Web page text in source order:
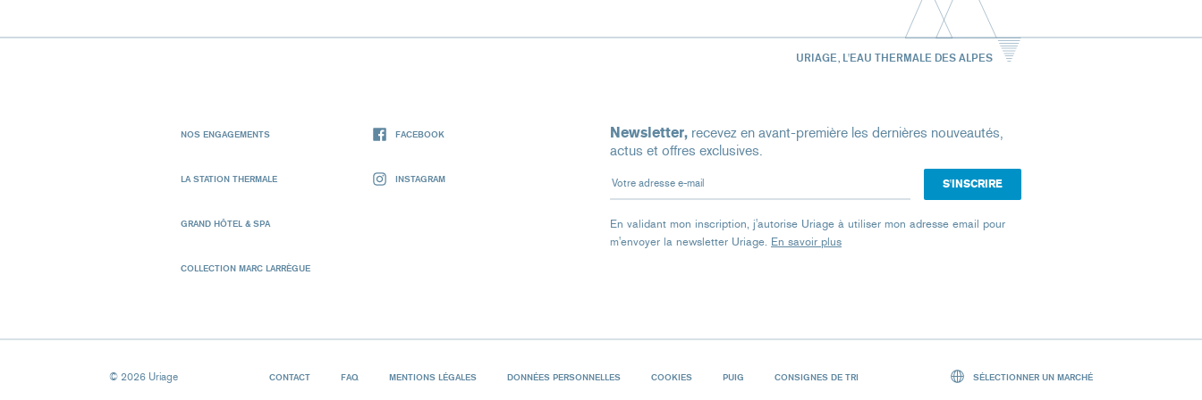
URIAGE, L'EAU THERMALE DES ALPES
NOS ENGAGEMENTS
LA STATION THERMALE
GRAND HÔTEL & SPA
COLLECTION MARC LARRÈGUE
FACEBOOK
INSTAGRAM
Newsletter, recevez en avant-première les dernières nouveautés,
actus et offres exclusives.
Votre adresse e-mail
En validant mon inscription, j'autorise Uriage à utiliser mon adresse email pour
m'envoyer la newsletter Uriage. En savoir plus
© 2026 Uriage CONTACT FAQ MENTIONS LÉGALES DONNÉES PERSONNELLES COOKIES PUIG CONSIGNES DE TRI SÉLECTIONNER UN MARCHÉ